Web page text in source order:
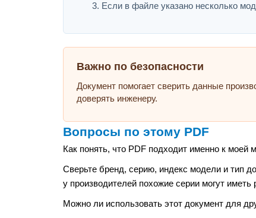
Если в файле указано несколько
Важно по безопасности
Документ помогает сверить данные
доверять инженеру.
Вопросы по этому PDF
Как понять, что PDF подходит именно к моей
Сверьте бренд, серию, индекс модели и тип
у производителей похожие серии могут иметь
Можно ли использовать этот документ для